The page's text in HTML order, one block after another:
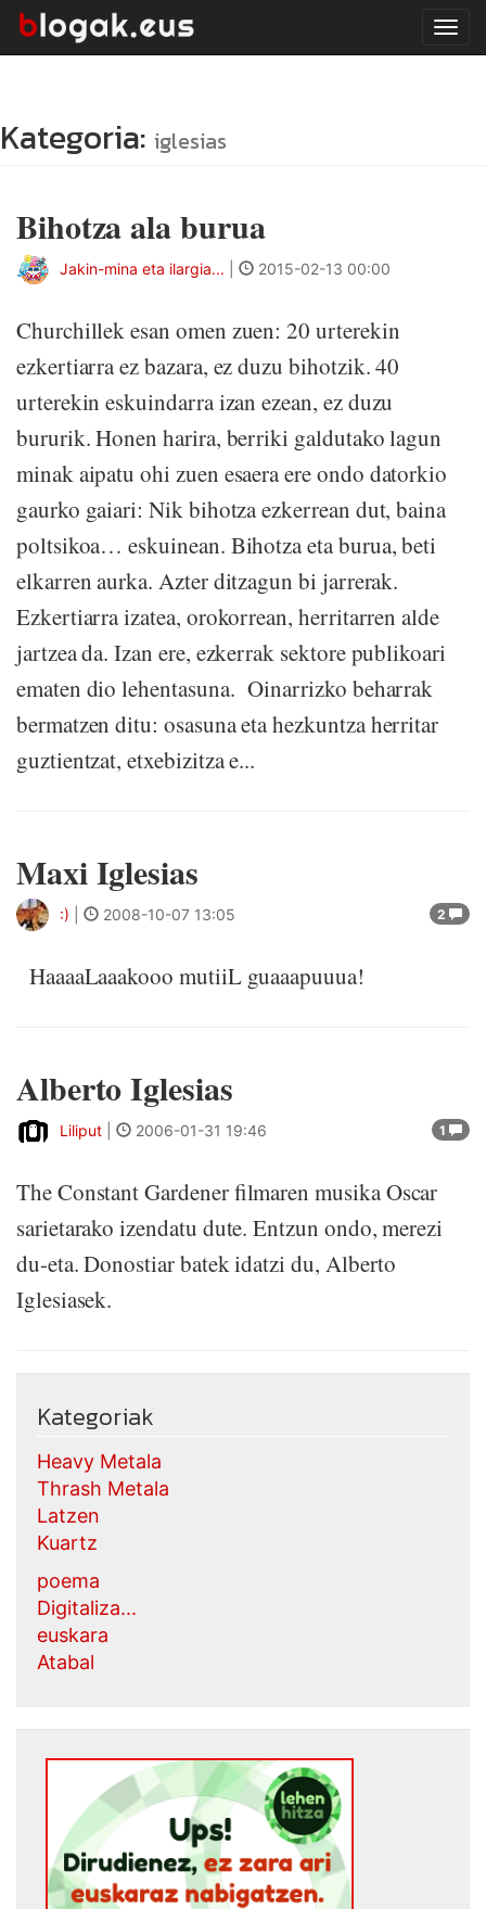
Kategoria: iglesias
Bihotza ala burua
Jakin-mina eta ilargia... 2015-02-13 00:00
Churchillek esan omen zuen: 20 urterekin
ezkertiarra ez bazara, ez duzu bihotzik. 40
urterekin eskuindarra izan ezean, ez duzu
bururik. Honen harira, berriki galdutako lagun
minak aipatu ohi zuen esaera ere ondo datorkio
gaurko gaiari: Nik bihotza ezkerrean dut, baina
poltsikoa… eskuinean. Bihotza eta burua, beti
elkarren aurka. Azter ditzagun bi jarrerak.
Ezkertiarra izatea, orokorrean, herritarren alde
jartzea da. Izan ere, ezkerrak sektore publikoari
ematen dio lehentasuna. Oinarrizko beharrak
bermatzen ditu: osasuna eta hezkuntza herritar
guztientzat, etxebizitza e...
Maxi Iglesias
2
:) 2008-10-07 13:05
HaaaaLaaakooo mutiiL guaaapuuua!
Alberto Iglesias
1
Liliput 2006-01-31 19:46
The Constant Gardener filmaren musika Oscar
sarietarako izendatu dute. Entzun ondo, merezi
du-eta. Donostiar batek idatzi du, Alberto
Iglesiasek.
Kategoriak
Heavy Metala
Thrash Metala
Latzen
Kuartz
poema
Digitaliza...
euskara
Atabal